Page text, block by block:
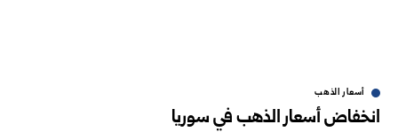
أسعار الذهب
أسعار الذهب في سوريا